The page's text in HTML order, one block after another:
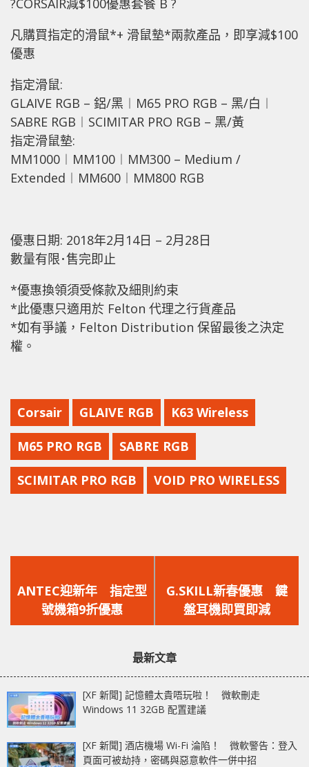
?CORSAIR減$100優惠套餐 B ?
凡購買指定的滑鼠*+ 滑鼠墊*兩款產品，即享減$100
優惠
指定滑鼠:
GLAIVE RGB – 鋁/黑︱M65 PRO RGB – 黑/白︱
SABRE RGB︱SCIMITAR PRO RGB – 黑/黃
指定滑鼠墊:
MM1000︱MM100︱MM300 – Medium /
Extended︱MM600︱MM800 RGB
優惠日期: 2018年2月14日 – 2月28日
數量有限･售完即止
*優惠換領須受條款及細則約束
*此優惠只適用於 Felton 代理之行貨產品
*如有爭議，Felton Distribution 保留最後之決定
權。
Corsair GLAIVE RGB K63 Wireless
M65 PRO RGB SABRE RGB
SCIMITAR PRO RGB VOID PRO WIRELESS
一
篇
文
ANTEC迎新年 指定型
號機箱9折優惠
一
篇
文
G.SKILL新春優惠 鍵
盤耳機即買即減
最新文章
[XF 新聞] 記憶體太貴唔玩啦！ 微軟刪走
Windows 11 32GB 配置建議
[XF 新聞] 酒店機場 Wi-Fi 淪陷！ 微軟警告：登入
頁面可被劫持，密碼與惡意軟件一併中招